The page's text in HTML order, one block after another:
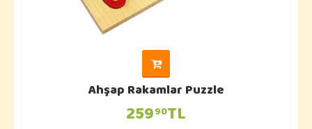
Ahşap Rakamlar Puzzle
25990TL